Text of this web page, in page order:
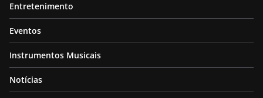
Entretenimento
Eventos
Instrumentos Musicais
Notícias